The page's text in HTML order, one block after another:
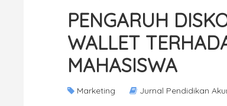
PENGARUH
WALLET
MAHASISWA
Marketing Jurnal Pendidikan